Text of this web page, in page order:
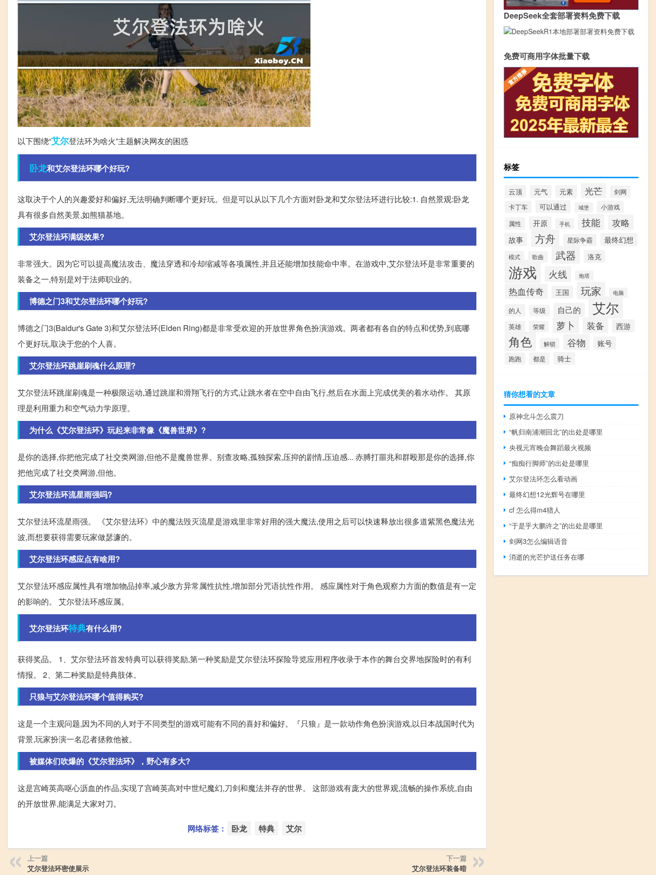
以下围绕“艾尔登法环为啥火”主题解决网友的困惑
卧龙和艾尔登法环哪个好玩?
这取决于个人的兴趣爱好和偏好,无法明确判断哪个更好玩。但是可以从以下几个方面对卧龙和艾尔登法环进行比较:1. 自然景观:卧龙
具有很多自然美景,如熊猫基地。
艾尔登法环满级效果?
非常强大。因为它可以提高魔法攻击、魔法穿透和冷却缩减等各项属性,并且还能增加技能命中率。在游戏中,艾尔登法环是非常重要的
装备之一,特别是对于法师职业的。
博德之门3和艾尔登法环哪个好玩?
博德之门3(Baldur's Gate 3)和艾尔登法环(Elden Ring)都是非常受欢迎的开放世界角色扮演游戏。两者都有各自的特点和优势,到底哪
个更好玩,取决于您的个人喜。
艾尔登法环跳崖刷魂什么原理?
艾尔登法环跳崖刷魂是一种极限运动,通过跳崖和滑翔飞行的方式,让跳水者在空中自由飞行,然后在水面上完成优美的着水动作。 其原
理是利用重力和空气动力学原理。
为什么《艾尔登法环》玩起来非常像《魔兽世界》?
是你的选择,你把他完成了社交类网游,但他不是魔兽世界。别查攻略,孤独探索,压抑的剧情,压迫感... 赤膊打噩兆和群殴那是你的选择,你
把他完成了社交类网游,但他。
艾尔登法环流星雨强吗?
艾尔登法环流星雨强。 《艾尔登法环》中的魔法毁灭流星是游戏里非常好用的强大魔法,使用之后可以快速释放出很多道紫黑色魔法光
波,而想要获得需要玩家做瑟濂的。
艾尔登法环感应点有啥用?
艾尔登法环感应属性具有增加物品掉率,减少敌方异常属性抗性,增加部分咒语抗性作用。 感应属性对于角色观察力方面的数值是有一定
的影响的。 艾尔登法环感应属。
艾尔登法环特典有什么用?
获得奖品。 1、艾尔登法环首发特典可以获得奖励,第一种奖励是艾尔登法环探险导览应用程序收录于本作的舞台交界地探险时的有利
情报。 2、第二种奖励是特典肢体。
只狼与艾尔登法环哪个值得购买?
这是一个主观问题,因为不同的人对于不同类型的游戏可能有不同的喜好和偏好。『只狼』是一款动作角色扮演游戏,以日本战国时代为
背景,玩家扮演一名忍者拯救他被。
被媒体们吹爆的《艾尔登法环》，野心有多大?
这是宫崎英高呕心沥血的作品,实现了宫崎英高对中世纪魔幻,刀剑和魔法并存的世界。 这部游戏有庞大的世界观,流畅的操作系统,自由
的开放世界,能满足大家对刀。
网络标签： 卧龙 特典 艾尔
上一篇
艾尔登法环密使展示
下一篇
艾尔登法环装备暗
DeepSeek全套部署资料免费下载
免费可商用字体批量下载
标签
云顶 元气 元素 光芒
剑网
卡丁车
可以通过 城堡
小游戏
属性
开原 手机 技能 攻略
故事 方舟 星际争霸 最终幻想
模式 歌曲 武器 洛克
游戏 火线 炮塔
热血传奇 王国 玩家 电脑
的人 等级 自己的 艾尔
英雄 荣耀 萝卜 装备 西游
角色 解锁 谷物 账号
跑跑 都是 骑士
猜你想看的文章
原神北斗怎么震刀
“帆归南浦潮回北”的出处是哪里
央视元宵晚会舞蹈最火视频
“痴痴行脚师”的出处是哪里
艾尔登法环怎么看动画
最终幻想12光辉号在哪里
cf 怎么得m4猎人
“于是乎大鹏许之”的出处是哪里
剑网3怎么编辑语音
消逝的光芒护送任务在哪